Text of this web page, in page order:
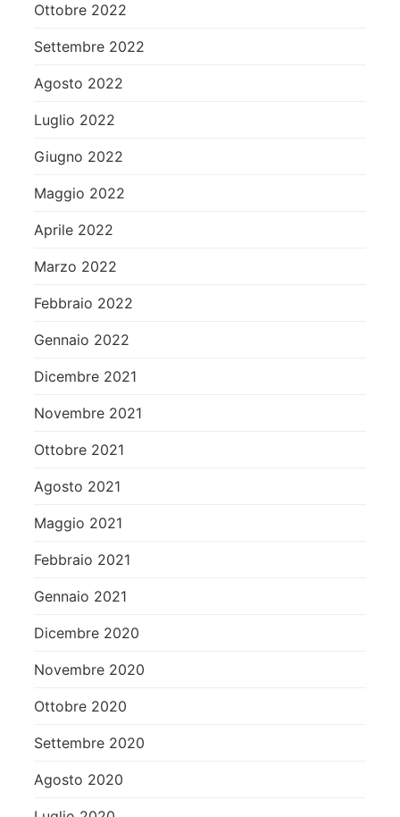
Ottobre 2022
Settembre 2022
Agosto 2022
Luglio 2022
Giugno 2022
Maggio 2022
Aprile 2022
Marzo 2022
Febbraio 2022
Gennaio 2022
Dicembre 2021
Novembre 2021
Ottobre 2021
Agosto 2021
Maggio 2021
Febbraio 2021
Gennaio 2021
Dicembre 2020
Novembre 2020
Ottobre 2020
Settembre 2020
Agosto 2020